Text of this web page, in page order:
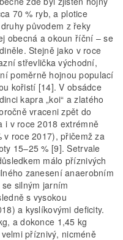
70 % ryb, a plotice
původem z řeky
obecná a okoun říční – se
Stejně jako v roce
střevlička východní,
poměrně hojnou populací
kořistí [14]. V obsádce
kapra „koi“ a zlatého
vraceni zpět do
i v roce 2018 extrémně
v roce 2017), přičemž za
15–25 % [9]. Setrvale
málo příznivých
zanesení anaerobním
silným jarním
s vysokou
a kyslíkovými deficity.
a dokonce 1,45 kg
příznivý, nicméně